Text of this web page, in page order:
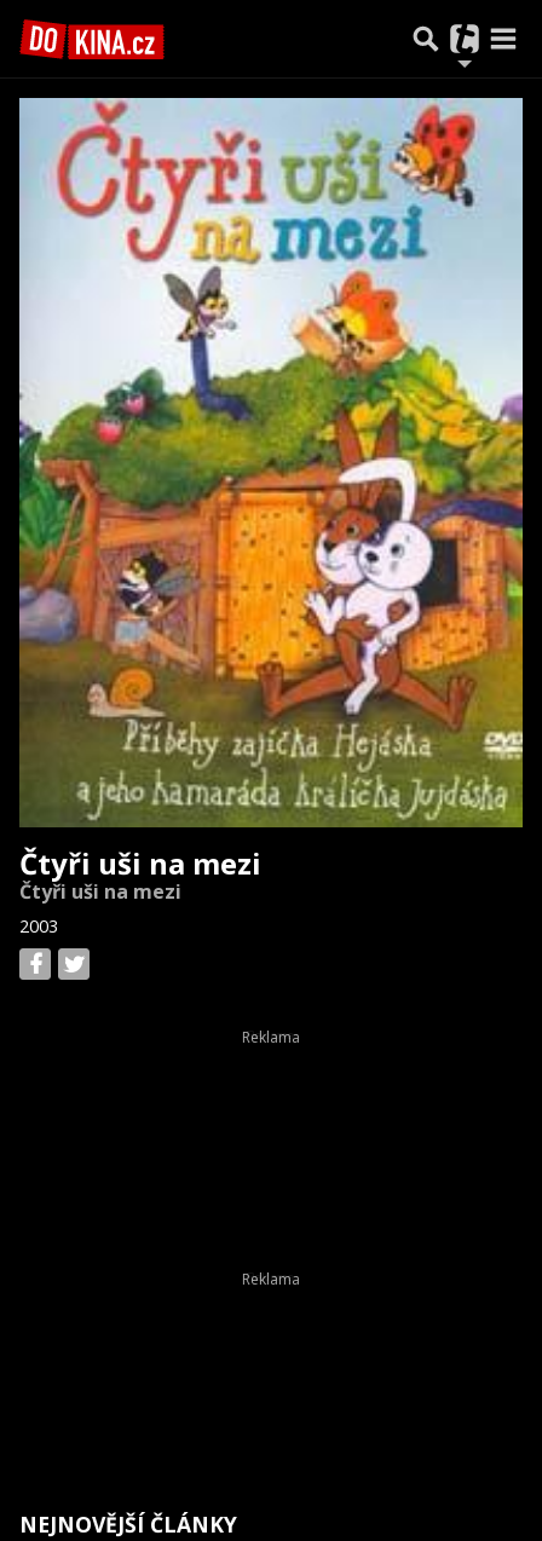
Čtyři uši na mezi
Čtyři uši na mezi
2003
NEJNOVĚJŠÍ ČLÁNKY